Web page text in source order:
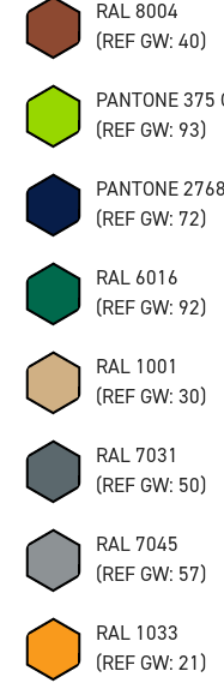
RAL 8004
(REF GW: 40)
PANTONE 375
(REF GW: 93)
PANTONE 2768
(REF GW: 72)
RAL 6016
(REF GW: 92)
RAL 1001
(REF GW: 30)
RAL 7031
(REF GW: 50)
RAL 7045
(REF GW: 57)
RAL 1033
(REF GW: 21)